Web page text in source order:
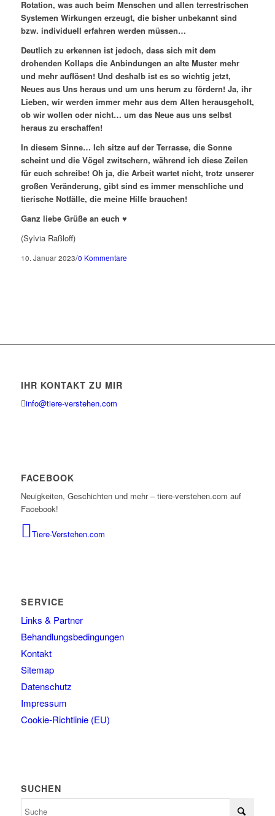
Rotation, was auch beim Menschen und allen terrestrischen
Systemen Wirkungen erzeugt, die bisher unbekannt sind
bzw. individuell erfahren werden müssen…
Deutlich zu erkennen ist jedoch, dass sich mit dem
drohenden Kollaps die Anbindungen an alte Muster mehr
und mehr auflösen! Und deshalb ist es so wichtig jetzt,
Neues aus Uns heraus und um uns herum zu fördern! Ja, ihr
Lieben, wir werden immer mehr aus dem Alten herausgeholt,
ob wir wollen oder nicht… um das Neue aus uns selbst
heraus zu erschaffen!
In diesem Sinne… Ich sitze auf der Terrasse, die Sonne
scheint und die Vögel zwitschern, während ich diese Zeilen
für euch schreibe! Oh ja, die Arbeit wartet nicht, trotz unserer
großen Veränderung, gibt sind es immer menschliche und
tierische Notfälle, die meine Hilfe brauchen!
Ganz liebe Grüße an euch ♥
(Sylvia Raßloff)
10. Januar 2023/0 Kommentare
IHR KONTAKT ZU MIR
info@tiere-verstehen.com
FACEBOOK
Neuigkeiten, Geschichten und mehr – tiere-verstehen.com auf
Facebook!
Tiere-Verstehen.com
SERVICE
Links & Partner
Behandlungsbedingungen
Kontakt
Sitemap
Datenschutz
Impressum
Cookie-Richtlinie (EU)
SUCHEN